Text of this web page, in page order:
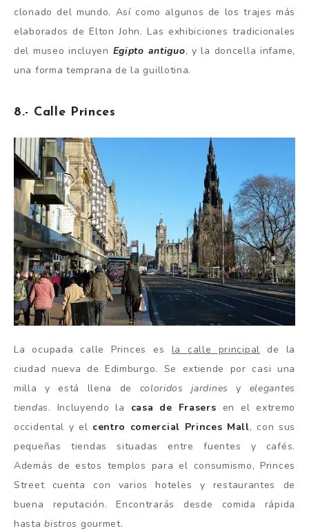
clonado del mundo. Así como algunos de los trajes más
elaborados de Elton John. Las exhibiciones tradicionales
del museo incluyen Egipto antiguo, y la doncella infame,
una forma temprana de la guillotina.
8.- Calle Princes
La ocupada calle Princes es la calle principal de la
ciudad nueva de Edimburgo. Se extiende por casi una
milla y está llena de coloridos jardines y elegantes
tiendas. Incluyendo la casa de Frasers en el extremo
occidental y el centro comercial Princes Mall, con sus
pequeñas tiendas situadas entre fuentes y cafés.
Además de estos templos para el consumismo, Princes
Street cuenta con varios hoteles y restaurantes de
buena reputación. Encontrarás desde comida rápida
hastabistros gourmet.